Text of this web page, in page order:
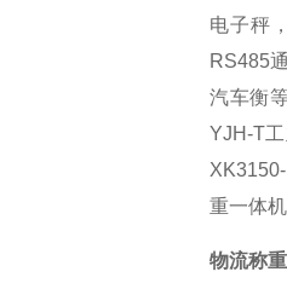
电子秤
RS485
汽车衡
YJH-T
重一体
物流称